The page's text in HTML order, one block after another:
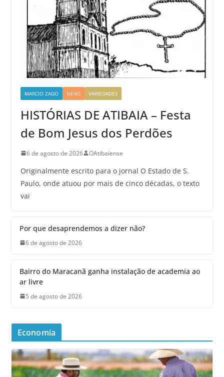
MARCIO ZAGO NEWS VARIEDADES
HISTÓRIAS DE ATIBAIA – Festa
de Bom Jesus dos Perdões
6 de agosto de 2026 OAtibaiense
Originalmente escrito para o jornal O Estado de S.
Paulo, onde atuou por mais de cinco décadas, o texto
vai
Por que desaprendemos a dizer não?
6 de agosto de 2026
Bairro do Maracanã ganha instalação de academia ao
ar livre
5 de agosto de 2026
Economia